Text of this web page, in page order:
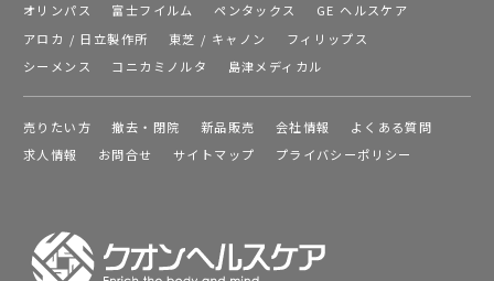
オリンパス 富士フイルム ペンタックス
GE ヘルスケア
アロカ / 日立製作所
東芝 / キャノン
フィリップス
シーメンス
コニカミノルタ 島津メディカル
売りたい方 撤去・閉院 新品販売 会社情報
よくある質問
求人情報
お問合せ サイトマップ プライバシーポリシー